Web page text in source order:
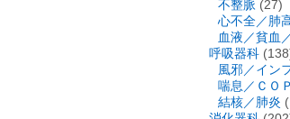
不整脈 (27)
心不全／肺
血液／貧血
呼吸器科
風邪／イン
喘息／ＣＯ
結核／肺炎